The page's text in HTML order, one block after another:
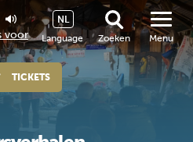
voor Language
NL
Zoeken
TICKETS
Menu